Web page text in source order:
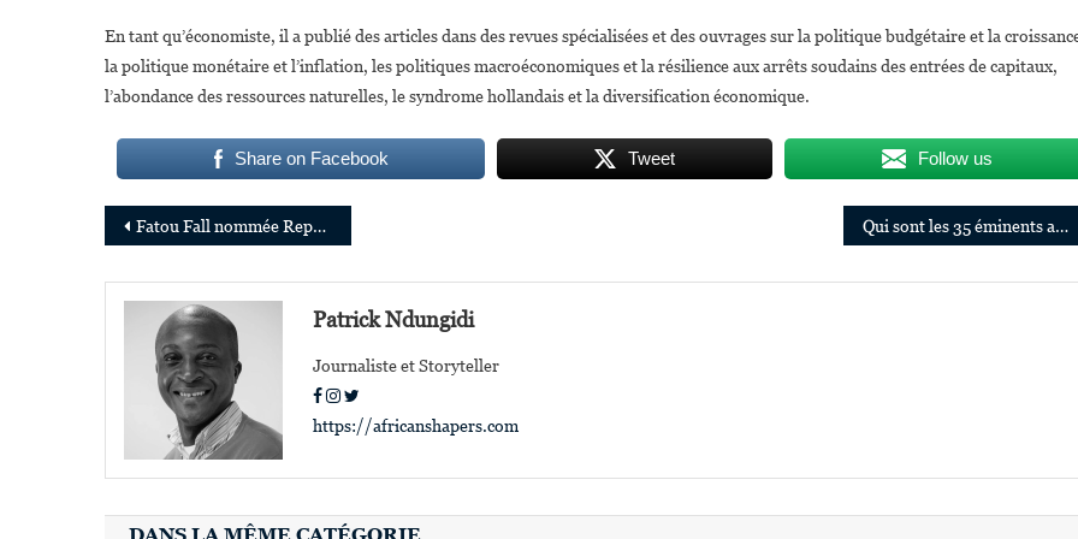
En tant qu’économiste, il a publié des articles dans des revues spécialisées et des ouvrages sur la politique budgétaire et la
la politique monétaire et l’inflation, les politiques macroéconomiques et la résilience aux arrêts soudains des entrées de capitaux,
l’abondance des ressources naturelles, le syndrome hollandais et la diversification économique.
Share on Facebook Tweet Follow us
Navigation
de
l’article
Fatou Fall nommée Représentante résidente du Groupe de la Banque mondiale pour Djibouti Qui sont les 35 éminents avocats africains élus et réélus à la Cour internationale d’arbitrage de la CCI?
Patrick Ndungidi
Journaliste et Storyteller
https://africanshapers.com